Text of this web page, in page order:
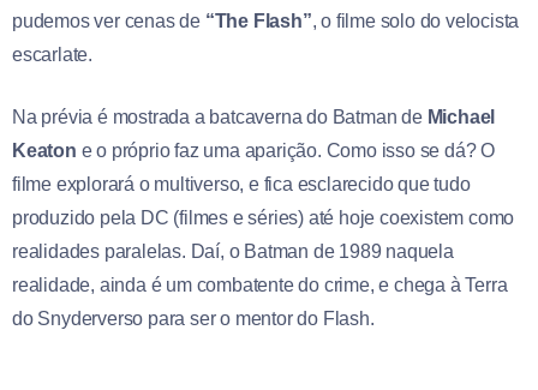
pudemos ver cenas de “The Flash”, o filme solo do velocista
escarlate.
Na prévia é mostrada a batcaverna do Batman de Michael
Keaton e o próprio faz uma aparição. Como isso se dá? O
filme explorará o multiverso, e fica esclarecido que tudo
produzido pela DC (filmes e séries) até hoje coexistem como
realidades paralelas. Daí, o Batman de 1989 naquela
realidade, ainda é um combatente do crime, e chega à Terra
do Snyderverso para ser o mentor do Flash.